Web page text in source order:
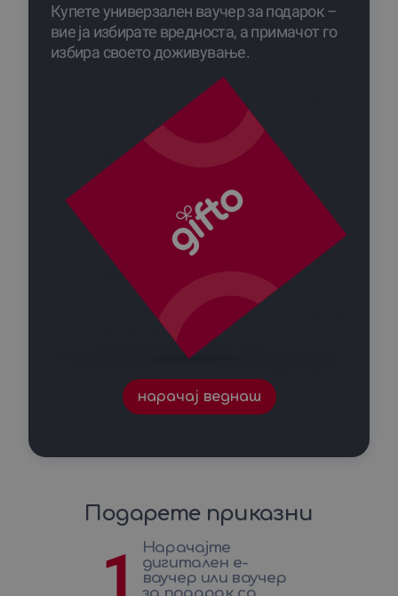
Купете универзален ваучер за подарок –
вие ја избирате вредноста, а примачот го
избира своето доживување.
нарачај веднаш
Подарете приказни
1
Нарачајте
дигитален е-
ваучер или ваучер